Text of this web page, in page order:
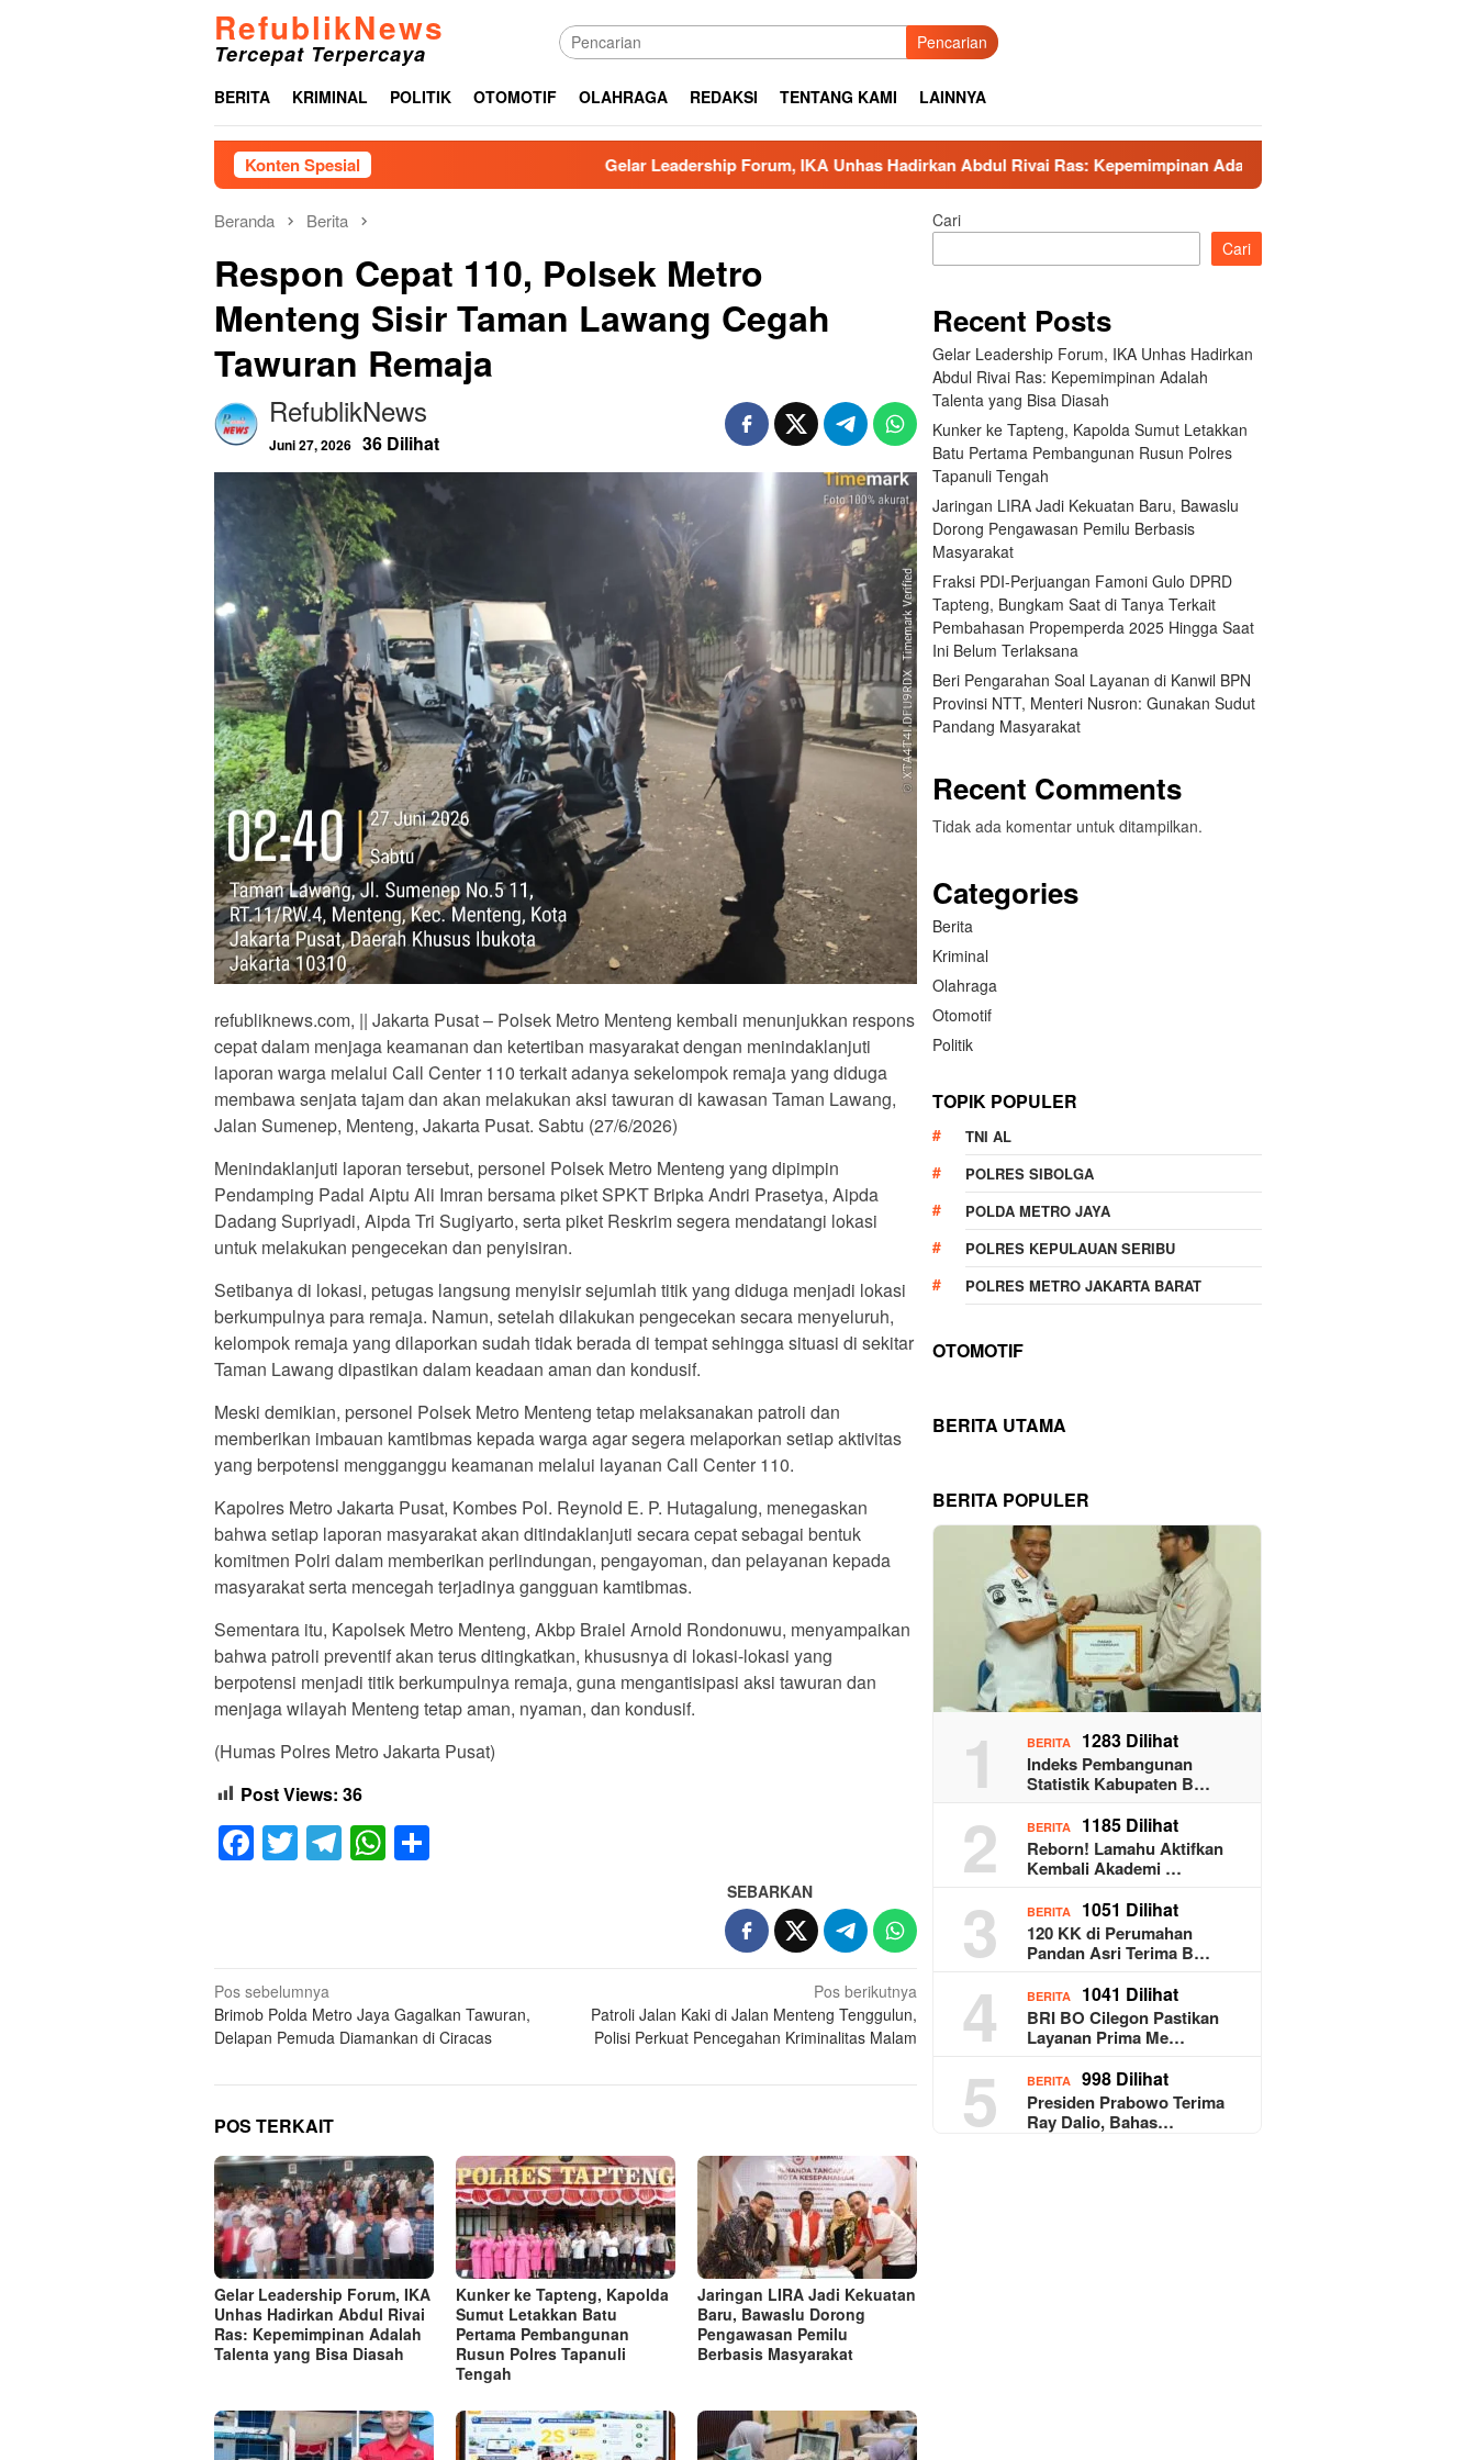
RefublikNews
Tercepat Terpercaya Pencarian
BERITA KRIMINAL POLITIK OTOMOTIF OLAHRAGA REDAKSI TENTANG KAMI LAINNYA
Konten Spesial Gelar Leadership Forum, IKA Unhas Hadirkan Abdul Rivai Ras: Kepemimpinan Adalah Talenta yang Bisa Diasah
Beranda Berita
Respon Cepat 110, Polsek Metro
Menteng Sisir Taman Lawang Cegah
Tawuran Remaja
RefublikNews
Juni 27, 2026 36 Dilihat
refubliknews.com, || Jakarta Pusat – Polsek Metro Menteng kembali menunjukkan respons
cepat dalam menjaga keamanan dan ketertiban masyarakat dengan menindaklanjuti
laporan warga melalui Call Center 110 terkait adanya sekelompok remaja yang diduga
membawa senjata tajam dan akan melakukan aksi tawuran di kawasan Taman Lawang,
Jalan Sumenep, Menteng, Jakarta Pusat. Sabtu (27/6/2026)
Menindaklanjuti laporan tersebut, personel Polsek Metro Menteng yang dipimpin
Pendamping Padal Aiptu Ali Imran bersama piket SPKT Bripka Andri Prasetya, Aipda
Dadang Supriyadi, Aipda Tri Sugiyarto, serta piket Reskrim segera mendatangi lokasi
untuk melakukan pengecekan dan penyisiran.
Setibanya di lokasi, petugas langsung menyisir sejumlah titik yang diduga menjadi lokasi
berkumpulnya para remaja. Namun, setelah dilakukan pengecekan secara menyeluruh,
kelompok remaja yang dilaporkan sudah tidak berada di tempat sehingga situasi di sekitar
Taman Lawang dipastikan dalam keadaan aman dan kondusif.
Meski demikian, personel Polsek Metro Menteng tetap melaksanakan patroli dan
memberikan imbauan kamtibmas kepada warga agar segera melaporkan setiap aktivitas
yang berpotensi mengganggu keamanan melalui layanan Call Center 110.
Kapolres Metro Jakarta Pusat, Kombes Pol. Reynold E. P. Hutagalung, menegaskan
bahwa setiap laporan masyarakat akan ditindaklanjuti secara cepat sebagai bentuk
komitmen Polri dalam memberikan perlindungan, pengayoman, dan pelayanan kepada
masyarakat serta mencegah terjadinya gangguan kamtibmas.
Sementara itu, Kapolsek Metro Menteng, Akbp Braiel Arnold Rondonuwu, menyampaikan
bahwa patroli preventif akan terus ditingkatkan, khususnya di lokasi-lokasi yang
berpotensi menjadi titik berkumpulnya remaja, guna mengantisipasi aksi tawuran dan
menjaga wilayah Menteng tetap aman, nyaman, dan kondusif.
(Humas Polres Metro Jakarta Pusat)
Post Views: 36
Facebook
TwitterTelegram
WhatsApp
SEBARKAN
Navigasi
pos
Pos sebelumnya
Brimob Polda Metro Jaya Gagalkan Tawuran,
Delapan Pemuda Diamankan di Ciracas
Pos berikutnya
Patroli Jalan Kaki di Jalan Menteng Tenggulun,
Polisi Perkuat Pencegahan Kriminalitas Malam
POS TERKAIT
Gelar Leadership Forum, IKA
Unhas Hadirkan Abdul Rivai
Ras: Kepemimpinan Adalah
Talenta yang Bisa Diasah
Kunker ke Tapteng, Kapolda
Sumut Letakkan Batu
Pertama Pembangunan
Rusun Polres Tapanuli
Tengah
Jaringan LIRA Jadi Kekuatan
Baru, Bawaslu Dorong
Pengawasan Pemilu
Berbasis Masyarakat
Cari
Cari
Recent Posts
Gelar Leadership Forum, IKA Unhas Hadirkan
Abdul Rivai Ras: Kepemimpinan Adalah
Talenta yang Bisa Diasah
Kunker ke Tapteng, Kapolda Sumut Letakkan
Batu Pertama Pembangunan Rusun Polres
Tapanuli Tengah
Jaringan LIRA Jadi Kekuatan Baru, Bawaslu
Dorong Pengawasan Pemilu Berbasis
Masyarakat
Fraksi PDI-Perjuangan Famoni Gulo DPRD
Tapteng, Bungkam Saat di Tanya Terkait
Pembahasan Propemperda 2025 Hingga Saat
Ini Belum Terlaksana
Beri Pengarahan Soal Layanan di Kanwil BPN
Provinsi NTT, Menteri Nusron: Gunakan Sudut
Pandang Masyarakat
Recent Comments
Tidak ada komentar untuk ditampilkan.
Categories
Berita
Kriminal
Olahraga
Otomotif
Politik
TOPIK POPULER
TNI AL
POLRES SIBOLGA
POLDA METRO JAYA
POLRES KEPULAUAN SERIBU
POLRES METRO JAKARTA BARAT
OTOMOTIF
BERITA UTAMA
BERITA POPULER
1 BERITA 1283 Dilihat
Indeks Pembangunan
Statistik Kabupaten B…
2 BERITA 1185 Dilihat
Reborn! Lamahu Aktifkan
Kembali Akademi …
3 BERITA 1051 Dilihat
120 KK di Perumahan
Pandan Asri Terima B…
4 BERITA 1041 Dilihat
BRI BO Cilegon Pastikan
Layanan Prima Me…
5 BERITA 998 Dilihat
Presiden Prabowo Terima
Ray Dalio, Bahas…